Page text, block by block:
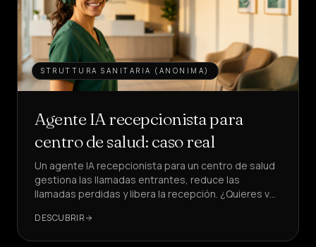
Precios
Quiénes
somos
Hazte
IDIOMA
CREAR
UN
AGENTE
STRUTTURA SANITARIA (ANONIMA)
Agente IA recepcionista para
centro de salud: caso real
Un agente IA recepcionista para un centro de salud
gestiona las llamadas entrantes, reduce las
llamadas perdidas y libera la recepción. ¿Quieres ver
DESCUBRIR